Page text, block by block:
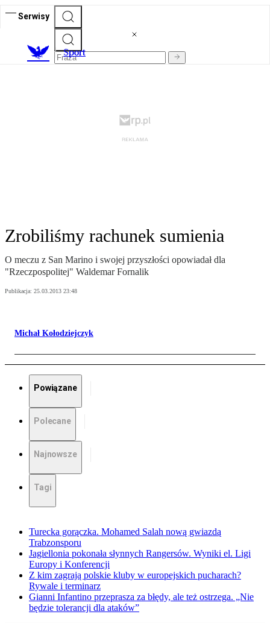
Serwisy
Sport
Zrobiliśmy rachunek sumienia
O meczu z San Marino i swojej przyszłości opowiadał dla
"Rzeczpospolitej" Waldemar Fornalik
Publikacja: 25.03.2013 23:48
Michał Kołodziejczyk
Powiązane
Polecane
Najnowsze
Tagi
Turecka gorączka. Mohamed Salah nową gwiazdą
Trabzonsporu
Jagiellonia pokonała słynnych Rangersów. Wyniki el. Ligi
Europy i Konferencji
Z kim zagrają polskie kluby w europejskich pucharach?
Rywale i terminarz
Gianni Infantino przeprasza za błędy, ale też ostrzega. „Nie
będzie tolerancji dla ataków”